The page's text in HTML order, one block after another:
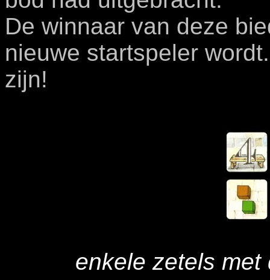
De winnaar van deze
nieuwe startspeler
zijn!
enkele zetels